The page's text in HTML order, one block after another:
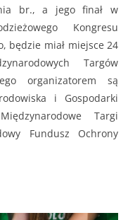
br., a jego finał w
Kongresu
będzie miał miejsce 24
Targów
organizatorem są
i Gospodarki
Targi
Fundusz Ochrony